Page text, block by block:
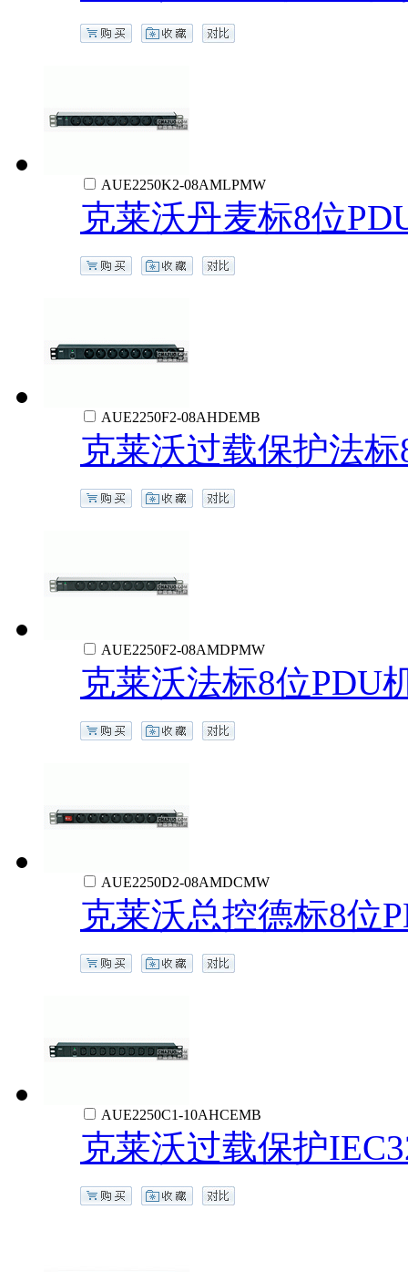
AUE2250K2-08AMLPMW
克莱沃丹麦标8位
AUE2250F2-08AHDEMB
克莱沃过载保护法
AUE2250F2-08AMDPMW
克莱沃法标8位PDU
AUE2250D2-08AMDCMW
克莱沃总控德标8位
AUE2250C1-10AHCEMB
克莱沃过载保护